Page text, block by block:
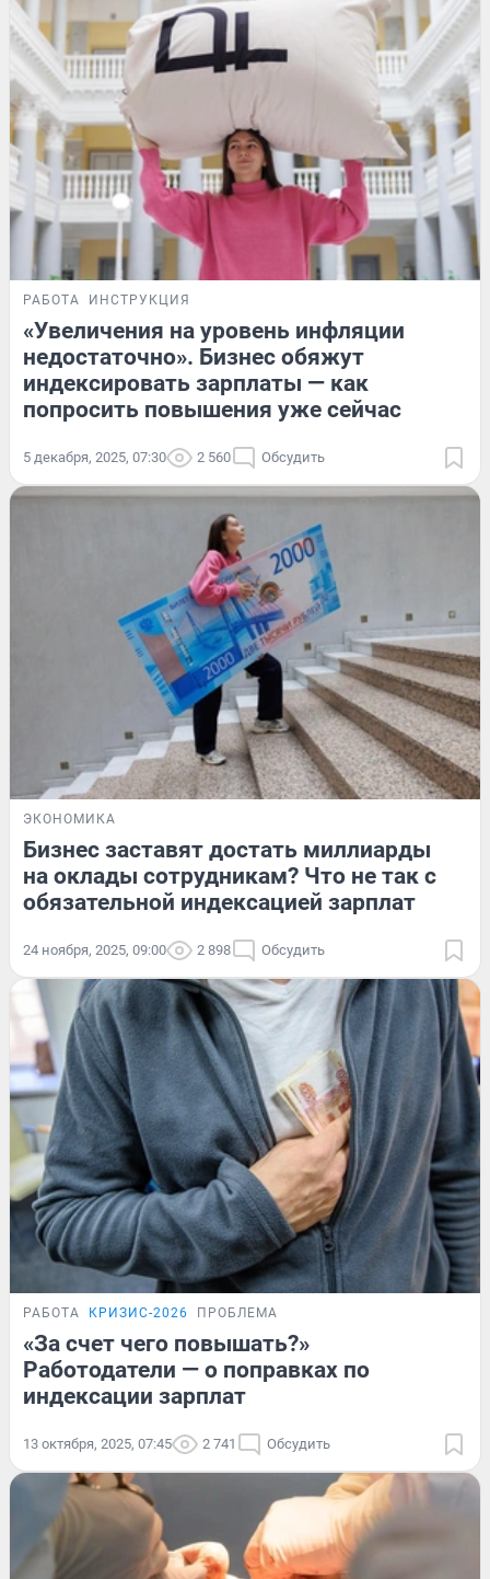
РАБОТА ИНСТРУКЦИЯ
«Увеличения на уровень инфляции
недостаточно». Бизнес обяжут
индексировать зарплаты — как
попросить повышения уже сейчас
5 декабря, 2025, 07:30 2 560 Обсудить
ЭКОНОМИКА
Бизнес заставят достать миллиарды
на оклады сотрудникам? Что не так с
обязательной индексацией зарплат
24 ноября, 2025, 09:00 2 898 Обсудить
РАБОТА КРИЗИС-2026 ПРОБЛЕМА
«За счет чего повышать?»
Работодатели — о поправках по
индексации зарплат
13 октября, 2025, 07:45 2 741 Обсудить